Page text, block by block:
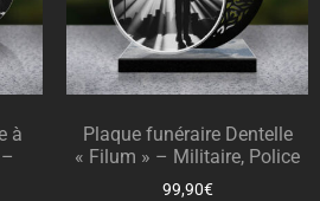
à
Plaque funéraire Dentelle
« Filum » – Militaire, Police
99,90€